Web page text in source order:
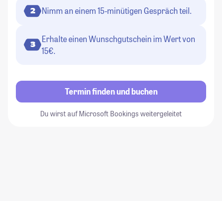
2 Nimm an einem 15-minütigen Gespräch teil.
3
Erhalte einen Wunschgutschein im Wert von
15€.
Termin finden und buchen
Du wirst auf Microsoft Bookings weitergeleitet